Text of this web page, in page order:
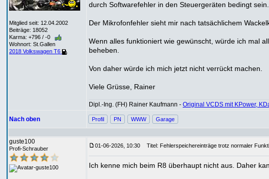
Mitglied seit: 12.04.2002
Beiträge: 18052
Karma: +796 / -0
Wohnort: St.Gallen
2018 Volkswagen T6
durch Softwarefehler in den Steuergeräten bedingt sein.
Der Mikrofonfehler sieht mir nach tatsächlichem
Wenn alles funktioniert wie gewünscht, würde ich mal
beheben.
Von daher würde ich mich jetzt nicht verrückt machen.
Viele Grüsse, Rainer
Dipl.-Ing. (FH) Rainer Kaufmann - Original VCDS mit KPower,
Nach oben Profil PN WWW Garage
guste100
Profi-Schrauber 01-06-2026, 10:30 Titel: Fehlerspeichereinträge trotz normaler
Ich kenne mich beim R8 überhaupt nicht aus. Daher